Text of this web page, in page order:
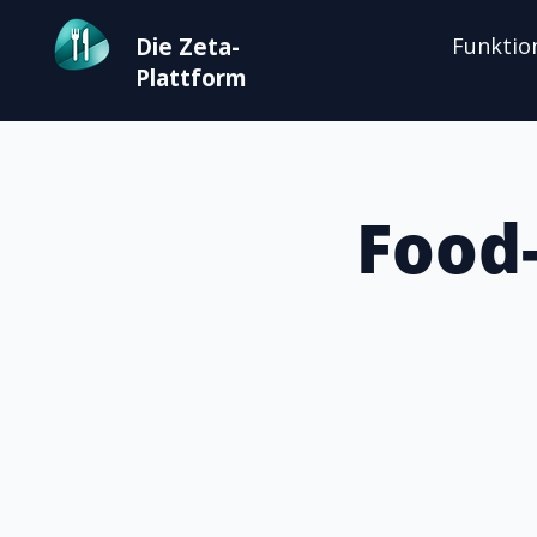
Die Zeta-
Plattform